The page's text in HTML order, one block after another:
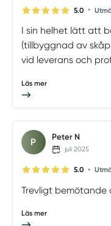
5.0 •
I sin helhet lätt att
(tillbyggnad av
vid leverans och
Läs mer
P Peter N
juli 2025
5.0 •
Trevligt bemötande
Läs mer